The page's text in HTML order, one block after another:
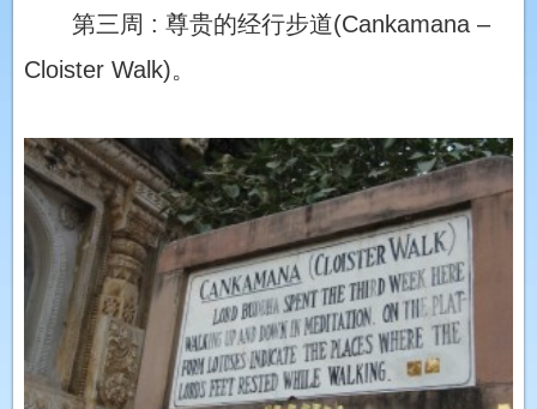
第三周 : 尊贵的经行步道(Cankamana –
Cloister Walk)。